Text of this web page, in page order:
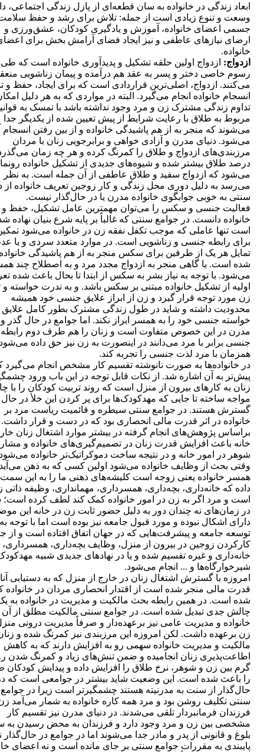
ابعاد زندگی در خانواده به سان قطعه‌ای از پازل زندگی اجتماعی،
وسعت و تنوع زیادی است از جمله: تلاش برای رشد و حفظ
جسمی اعضای خانواده، آموزش و یادگیری کودکان، عشق‌ورزی و
ارضای نیازهای عاطفی و نیز ایجاد فضای آرامش بخش برای
خانواده.
ازدواج: ازدواج اولین حلقه تشکیل و پدیدآوری خانواده است که طی
رسوم خاصی دختر و پسر به عقد هم درآمده و پیمان زناشویی
می‌کنند. ازدواج، اصلی‌ترین قراردادی است که برای ایجاد، حفظ و
انسجام خانواده انجام می‌گیرد. البته در مواردی که به هر دلیل
تداوم زندگی مشترک زن و مرد وجود نداشته باشد با تمسک به
مربوط به طلاق با رعایت شرایط از پیش تعیین شده از یکدیگر جدا
می‌شوند که منجر به از هم پاشیدگی خانواده و از بین رفتن انسجام
می‌شود. دنیای مدرن و آزادی خواهی و برابرجویی زنان با مردان
مرزبندی‌های ازدواج و طلاق را کمرنگ کرده و هر چه زمان
درصد طلاق بیشتر شده و شیوه‌های جدیدی از تشکیل خانواده
می‌شود که ازدواج سفید و طلاق عاطفی از آن جمله است. به نظر
می‌رسد به دلیل دوری محل زندگی و کار زوجین تعریف خانواده از
سنتی به خوبی جوابگوی خانواده مدرن یا در حال‌گذار نیست.
فعالیت جنسی و سکس را می‌توان مهمترین عامل تشکیل، حفظ و
خانواده دانست. در جوامع سنتی که غالباً بر پایه شرع بنیان نهاده
است تنها عاملی که موجب تکفل نفقه زن در خانواده می‌شود
برای رابطه جنسی و زناشویی است. در موارد متعدد سردی و یا
تمایل هر یک از طرفین برای سکس منجر به از هم پاشیدگی
شده است. یا گاهی منجر به ازدواج مجدد مرد و به اصطلاح چند
می‌شود. با توجه به نیاز بشر به سکس از ابتدا تا بحال باعث شده
اولیه از تشکیل خانواده مبتنی بر سکس باشد. و به ندرت خواسته و
زن مورد توجه قرار گیرد و زن از ابراز علایق جنسی خود همیشه
محدودیت داشته و شاید در طول زندگی مشترک بطور کامل علایق
خواسته جنسی خود را به همسر ابراز نکند. اما جوامع در حال گذر و
مدرن در این خصوص متفاوت است و زنان را هم طرف دوم رابطه
جنسی برابر با مرد می‌دانند در اینصورت به زن نیز حق داده
همزمان با مرد لذت جنسی را تجربه کند.
در خانواده‌ها به صورت نانوشته تقسیم کار مشخص انجام می‌گیرد
پیش‌تر به آن اشاره شد. از نکات قابل توجه در این باب ورود
زنان به کارهای بیرون از منزل است که روند تربیت کودکان را با
مواجه ساخته تا جایی که مهدکودک‌ها برای پر کردن این خلأ در حال
گسترش هستند. در جوامع سنتی سیطره و قائمیت ریاست مرد بر
خانواده در اثر قدرت مالی انحصاری بود که در دست و قرار داشت.
براساس پژوهش‌های انجام گرفته در بیشتر موارد اشتغال زنان
خانه باعث افزایش قدرت زنان در تصمیم‌گیری‌های خانواده و
شوهر در امور خانه و در نتیجه ساخت دموکراتیک‌تر خانواده
وقتی بحث از وظایف خانواده می‌شود اولین کسی که به ذهن
همسر خانواده یعنی زوجه است کلیشه‌های ذهنی ما را به این
داده که خانه‌داری، بچه‌داری، همسرداری، مهمانداری، وظیفه ذاتی
است و مرد اگر به زن در امور خانواده کمک کند لطف کرده است؛
در زمان‌های نه چندان دور به دلیل حضور ثابت زن در خانه این
دارای اشکال نبوده و مورد قبول جامعه نیز بوده است اما با توجه به
توسعه جامعه و پیشرفت‌هایی که در جهان اتفاق افتاده است و از
کارکردن زوجین در بیرون از منزل، وظایف بچه‌داری، همسرداری،
خانه‌داری و غیره تقسیم شده و یا در نهادهای جدیدی شبیه
شیرخوارگاه‌ها و ... انجام می‌شود.
امروزه با گسترش اشتغال زنان در خارج از منزل که به دستیابی
قدرت مالی منجر شده است از اقتدار انحصاری مردان در خانواده
شده است. در همین رابطه بحث مالکیت و مدیریت در خانواده به
چالش جدی تبدیل شده است. در جوامع سنتی مالکیت مطلق از آن
خانواده و مدیریت عامی نیز برعهده‌دار و صرفاً مدیریت درونی
زن برعهده داشت. لکن امروزه این مرزبندی نیز کمرنگ شده و
مالکیت و مدیریت خانواده سهمی رو به افزایش دارند که به کاهش
اطاعت‌پذیری زنان انجامیده و ضمن تنش‌های زیاد و کمرنگ شدن
گرم بین زن و شوهر، نرخ طلاق را افزایش داده و پیدایش کودکان
را باعث شده است. این وضعیت شاید بیشتر در جوامعی است که
حال‌گذار از سنت به مدرنیته هستند چشمگیرتر است زیرا در جوامع
سنتی تکلیف روشن بود و مرد همه کاره خانواده به شمار می‌آمد
فرزندان فرمانبردار تلقی می‌شدند. در دنیای مدرن نیز تقسیم کار
مشخصی بین زن و مرد وجود دارد و فرزندان به محض رسیدن به
بلوغ و قانونی از پدر و مادر جدا می‌شوند اما در جوامع در حال‌گذار
پایبندی به مقررات جوامع سنتی بر جای مانده است و نه اعضای